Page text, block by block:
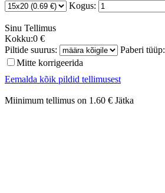
Kogus:
Sinu Tellimus
Kokku:0 €
Piltide suurus:
Paberi tüüp:
Mitte korrigeerida
Eemalda kõik pildid tellimusest
Miinimum tellimus on 1.60 € Jätka